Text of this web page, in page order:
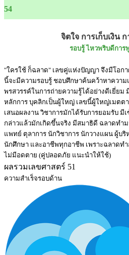
54
จิตใจ การเก็บเงิน
รอบรู้ ไหวพริบดีการ
"ใครใช้ ก็ฉลาด" เลขคู่แห่งปัญญา จึงมีโอกา
นี้จะมีความรอบรู้ ชอบศึกษาค้นคว้าหาความ
พรสวรรค์ในการถ่ายความรู้ได้อย่างดีเยี่ย
หลักการ บุคลิกเป็นผู้ใหญ่ เลขนี้ผู้ใหญ่เมตต
เสนอผลงาน วิชาการมักได้รับการยอมรับ
กล่าวแล้วมักเกิดขึ้นจริง มีสมาธิดี ฉลาดทำ
แพทย์ ตุลาการ นักวิชาการ นักวางแผน ผู้บริ
นักศึกษา และอาชีพทุกอาชีพ เพราะฉลาดท
ไม่มีอดตาย (คู่ปลอดภัย แนะนำให้ใช้)
ผลรวมเลขศาสตร์ 51
ความสำเร็จรอบด้าน